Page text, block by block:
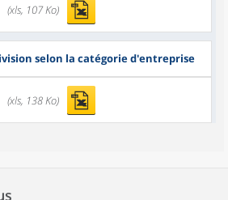
(xls, 107 Ko)
selon la catégorie d'entreprise
(xls, 138 Ko)